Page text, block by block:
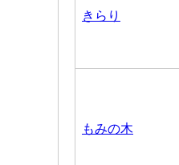
きらり
もみの木